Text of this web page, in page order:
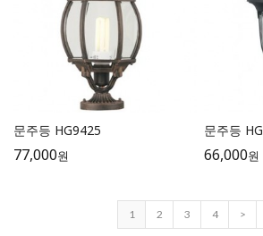
문주등 HG9425
77,000원
문주등
66,000원
1 2 3 4 >